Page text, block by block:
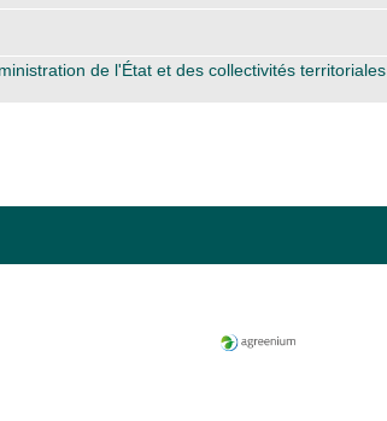
de l'État et des collectivités territoriales